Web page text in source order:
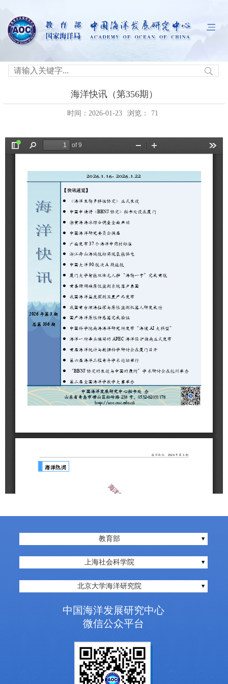
海洋快讯（第356期）
时间：2026-01-23 浏览： 71
教育部
上海社会科学院
北京大学海洋研究院
中国海洋发展研究中心
微信公众平台